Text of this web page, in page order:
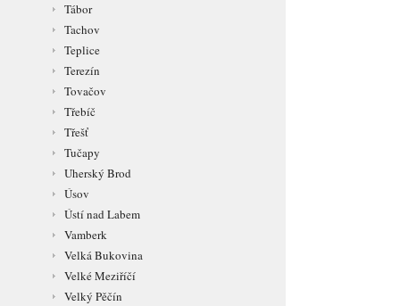
Tábor
Tachov
Teplice
Terezín
Tovačov
Třebíč
Třešť
Tučapy
Uherský Brod
Úsov
Ústí nad Labem
Vamberk
Velká Bukovina
Velké Meziříčí
Velký Pěčín